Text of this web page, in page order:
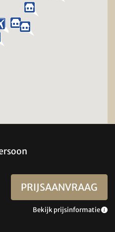
PRIJSAANVRAAG
Bekijk prijsinformatie